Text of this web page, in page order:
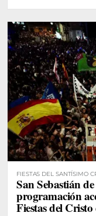
FIESTAS DEL SANTÍSIMO
San Sebastián
programación
Fiestas del